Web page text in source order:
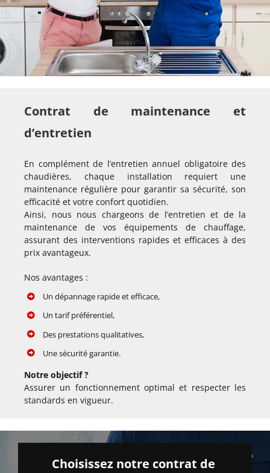
Contrat de maintenance et
d’entretien
En complément de l’entretien annuel obligatoire des
chaudières, chaque installation requiert une
maintenance régulière pour garantir sa sécurité, son
efficacité et votre confort quotidien.
Ainsi, nous nous chargeons de l’entretien et de la
maintenance de vos équipements de chauffage,
assurant des interventions rapides et efficaces à des
prix avantageux.
Nos avantages :
Un dépannage rapide et efficace,
Un tarif préférentiel,
Des prestations qualitatives,
Une sécurité garantie.
Notre objectif ?
Assurer un fonctionnement optimal et respecter les
standards en vigueur.
Choisissez notre contrat de